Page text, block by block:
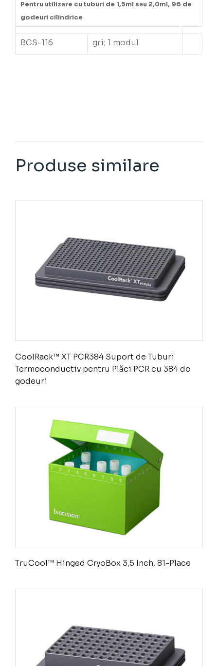
Pentru utilizare cu tuburi de 1,5ml sau 2,0ml, 96 de
godeuri cilindrice
BCS-116 gri; 1 modul
Produse similare
CoolRack™ XT PCR384 Suport de Tuburi
Termoconductiv pentru Plăci PCR cu 384 de
godeuri
TruCool™ Hinged CryoBox 3,5 Inch, 81-Place